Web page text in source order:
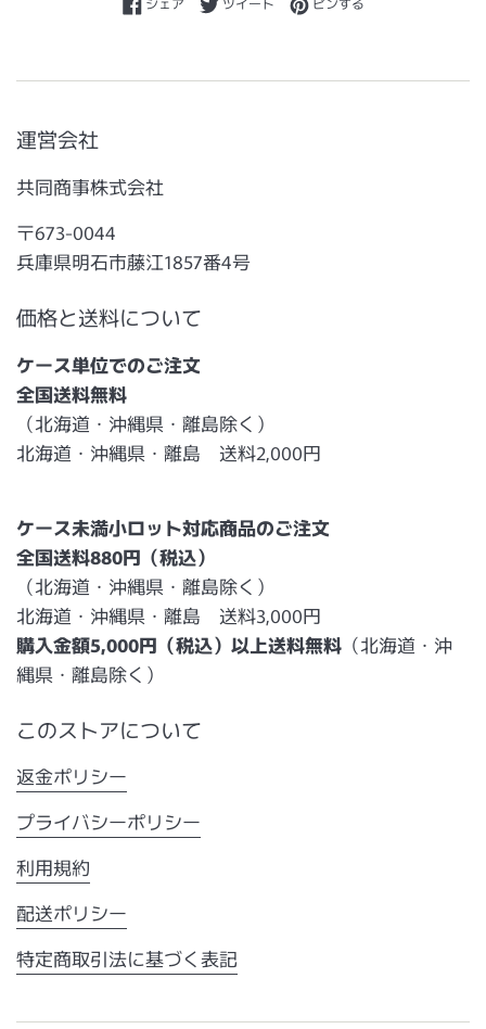
運営会社
共同商事株式会社
〒673-0044
兵庫県明石市藤江1857番4号
価格と送料について
ケース単位でのご注文
全国送料無料
（北海道・沖縄県・離島除く）
北海道・沖縄県・離島 送料2,000円
ケース未満小ロット対応商品のご注文
全国送料880円（税込）
（北海道・沖縄県・離島除く）
北海道・沖縄県・離島 送料3,000円
購入金額5,000円（税込）以上送料無料 （北海道・沖
縄県・離島除く）
このストアについて
返金ポリシー
プライバシーポリシー
利用規約
配送ポリシー
特定商取引法に基づく表記